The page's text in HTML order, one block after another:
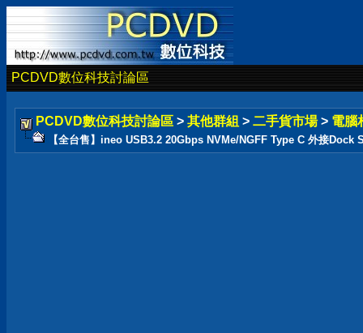
PCDVD數位科技討論區
PCDVD數位科技討論區 > 其他群組 > 二手貨市場 > 電腦
【全台售】ineo USB3.2 20Gbps NVMe/NGFF Type C 外接Dock